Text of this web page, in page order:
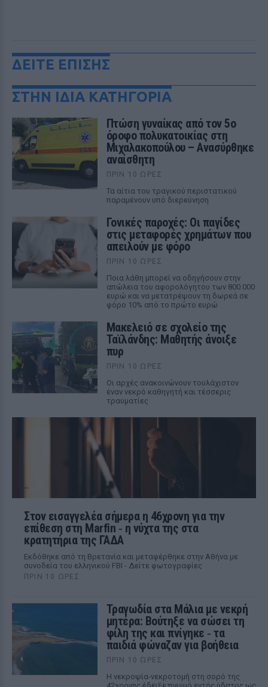
ΔΕΙΤΕ ΕΠΙΣΗΣ
ΣΤΗΝ ΙΔΙΑ ΚΑΤΗΓΟΡΙΑ
Πτώση γυναίκας από τον 5ο
όροφο πολυκατοικίας στη
Μιχαλακοπούλου – Ανασύρθηκε
αναίσθητη
ΠΡΙΝ 10 ΏΡΕΣ
Τα αίτια του τραγικού περιστατικού
παραμένουν υπό διερεύνηση
Γονικές παροχές: Οι παγίδες
στις μεταφορές χρημάτων που
απειλούν με φόρο
ΠΡΙΝ 10 ΏΡΕΣ
Ποια λάθη μπορεί να οδηγήσουν στην
απώλεια του αφορολόγητου των 800.000
ευρώ και να μετατρέψουν τη δωρεά σε
φόρο 10% από το πρώτο ευρώ
Μακελειό σε σχολείο της
Ταϊλάνδης: Μαθητής άνοιξε
πυρ
ΠΡΙΝ 10 ΏΡΕΣ
Οι αρχές ανακοινώνουν τουλάχιστον
έναν νεκρό καθηγητή και τέσσερις
τραυματίες
Στον εισαγγελέα σήμερα η 46χρονη για την
επίθεση στη Marfin ‑ η νύχτα της στα
κρατητήρια της ΓΑΔΑ
Εκδόθηκε από τη Βρετανία και μεταφέρθηκε στην Αθήνα με
συνοδεία του ελληνικού FBI - Δείτε φωτογραφίες
ΠΡΙΝ 10 ΏΡΕΣ
Τραγωδία στα Μάλια με νεκρή
μητέρα: Βούτηξε να σώσει τη
φίλη της και πνίγηκε ‑ τα
παιδιά φώναζαν για βοήθεια
ΠΡΙΝ 10 ΏΡΕΣ
Η νεκροψία-νεκροτομή στη σορό της